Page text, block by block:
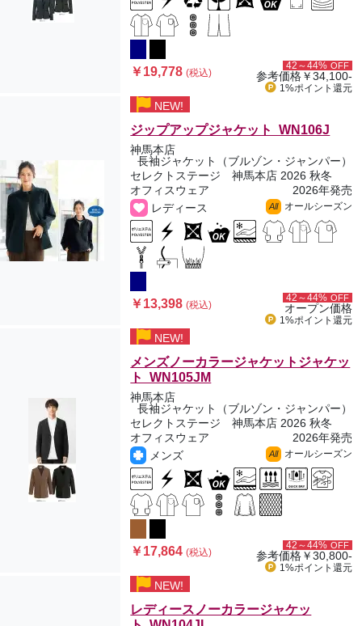
￥19,778(税込)
42～44% OFF
参考価格￥34,100-
1%ポイント 還元
NEW!
ジップアップジャケット WN106J
神馬本店
長袖ジャケット（ブルゾン・ジャンパー）
セレクトステージ 神馬本店 2026 秋冬
オフィスウェア
2026年発売
レディース
All オールシーズン
￥13,398(税込)
42～44% OFF
オープン価格
1%ポイント 還元
NEW!
メンズノーカラージャケットジャケッ
ト WN105JM
神馬本店
長袖ジャケット（ブルゾン・ジャンパー）
セレクトステージ 神馬本店 2026 秋冬
オフィスウェア
2026年発売
メンズ
All オールシーズン
￥17,864(税込)
42～44% OFF
参考価格￥30,800-
1%ポイント 還元
NEW!
レディースノーカラージャケッ